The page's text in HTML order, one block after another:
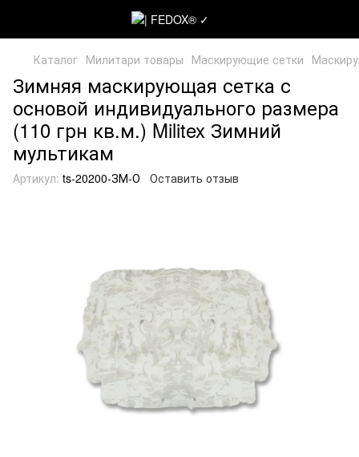
Каталог Милитари товары Маскирующие сетки
Зимняя маскирующая сетка с
основой индивидуального размера
(110 грн кв.м.) Militex Зимний
мультикам
Артикул: ts-20200-ЗМ-О Оставить отзыв